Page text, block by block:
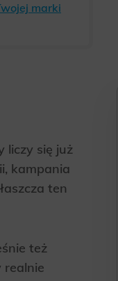
marki
liczy się już
kampania
ten
też
realnie